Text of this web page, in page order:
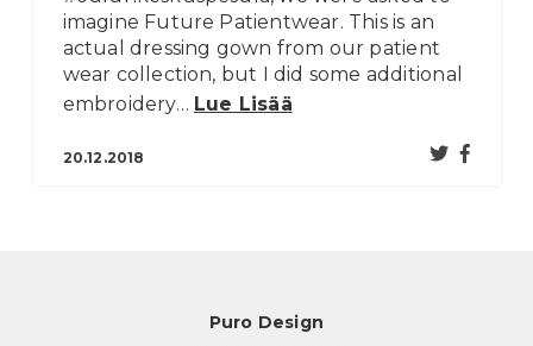
imagine Future Patientwear. This is an
actual dressing gown from our patient
wear collection, but I did some additional
embroidery… Lue Lisää
20.12.2018
Puro Design